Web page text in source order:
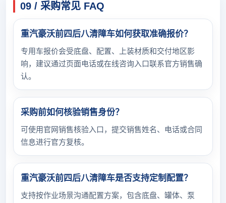
09 / 采购常见 FAQ
重汽豪沃前四后八清障车如何获取准确报价？
专用车报价会受底盘、配置、上装材质和交付地区影
响，建议通过页面电话或在线咨询入口联系官方销售确
认。
采购前如何核验销售身份？
可使用官网销售核验入口，提交销售姓名、电话或合同
信息进行官方复核。
重汽豪沃前四后八清障车是否支持定制配置？
支持按作业场景沟通配置方案，包含底盘、罐体、泵